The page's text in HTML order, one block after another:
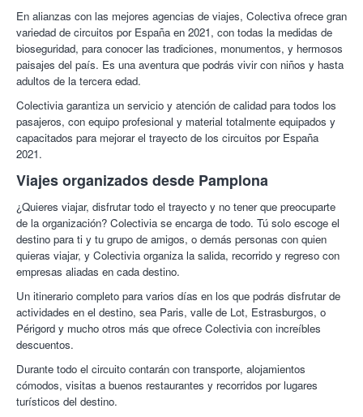
En alianzas con las mejores agencias de viajes, Colectiva ofrece gran
variedad de circuitos por España en 2021, con todas la medidas de
bioseguridad, para conocer las tradiciones, monumentos, y hermosos
paisajes del país. Es una aventura que podrás vivir con niños y hasta
adultos de la tercera edad.
Colectivia garantiza un servicio y atención de calidad para todos los
pasajeros, con equipo profesional y material totalmente equipados y
capacitados para mejorar el trayecto de los circuitos por España
2021.
Viajes organizados desde Pamplona
¿Quieres viajar, disfrutar todo el trayecto y no tener que preocuparte
de la organización? Colectivia se encarga de todo. Tú solo escoge el
destino para ti y tu grupo de amigos, o demás personas con quien
quieras viajar, y Colectivia organiza la salida, recorrido y regreso con
empresas aliadas en cada destino.
Un itinerario completo para varios días en los que podrás disfrutar de
actividades en el destino, sea Paris, valle de Lot, Estrasburgos, o
Périgord y mucho otros más que ofrece Colectivia con increíbles
descuentos.
Durante todo el circuito contarán con transporte, alojamientos
cómodos, visitas a buenos restaurantes y recorridos por lugares
turísticos del destino.